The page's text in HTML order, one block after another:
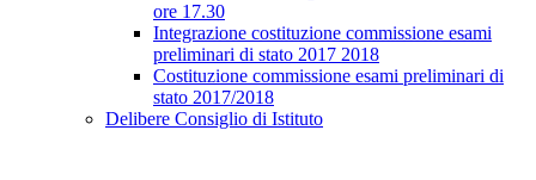
ore 17.30
Integrazione costituzione commissione esami
preliminari di stato 2017 2018
Costituzione commissione esami preliminari di
stato 2017/2018
Delibere Consiglio di Istituto